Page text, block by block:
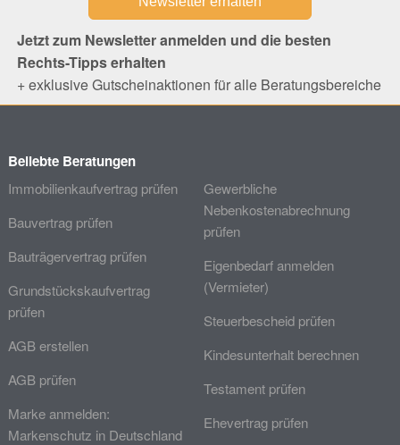
Jetzt zum Newsletter anmelden und die besten
Rechts-Tipps erhalten
+ exklusive Gutscheinaktionen für alle Beratungsbereiche
Beliebte Beratungen
Immobilienkaufvertrag prüfen
Bauvertrag prüfen
Bauträgervertrag prüfen
Grundstückskaufvertrag
prüfen
AGB erstellen
AGB prüfen
Marke anmelden:
Markenschutz in Deutschland
Gewerbliche
Nebenkostenabrechnung
prüfen
Eigenbedarf anmelden
(Vermieter)
Steuerbescheid prüfen
Kindesunterhalt berechnen
Testament prüfen
Ehevertrag prüfen